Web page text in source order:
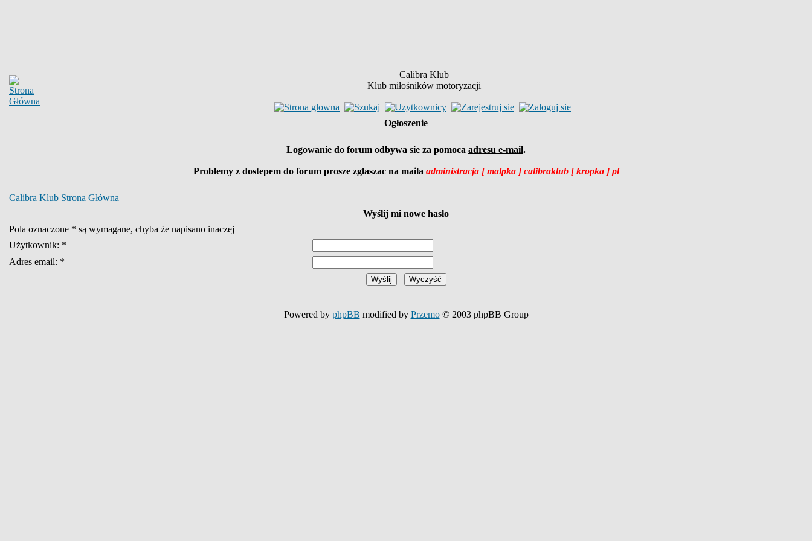
Calibra Klub
Klub miłośników motoryzacji
Ogłoszenie
Logowanie do forum odbywa sie za pomoca adresu e-mail.
Problemy z dostepem do forum prosze zglaszac na maila administracja [ malpka ] calibraklub [ kropka ] pl
Calibra Klub Strona Główna
Wyślij mi nowe hasło
Pola oznaczone * są wymagane, chyba że napisano inaczej
Użytkownik: *
Adres email: *
Powered by phpBB modified by Przemo© 2003 phpBB Group